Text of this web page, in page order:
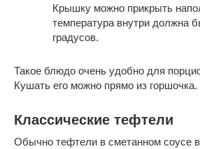
Крышку можно прикрыть
температура внутри должна
градусов.
Такое блюдо очень удобно для
Кушать его можно прямо из горшочка.
Классические тефтели
Обычно тефтели в сметанном соусе в